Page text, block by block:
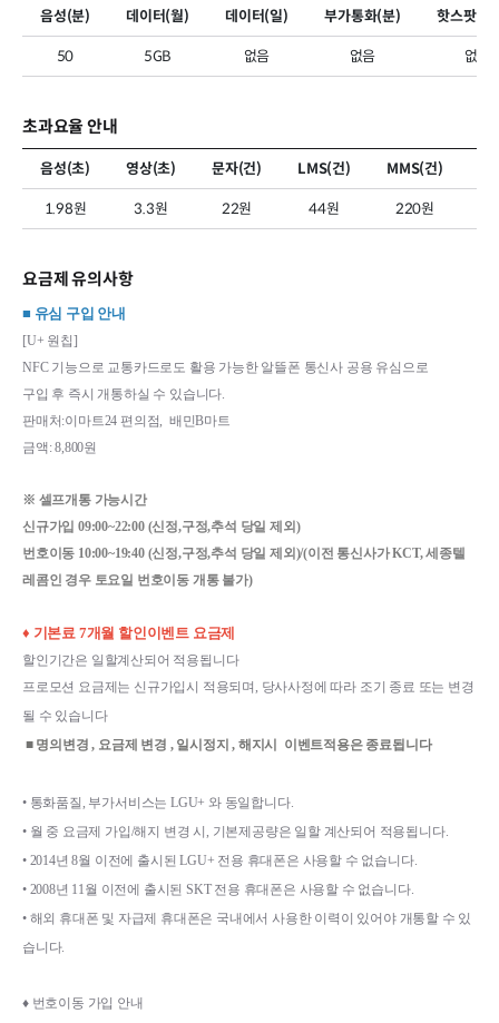
음성(분) 데이터(월) 데이터(일) 부가통화(분) 핫스팟 데
50 5GB 없음 없음 없음
초과요율 안내
음성(초) 영상(초) 문자(건) LMS(건) MMS(건)
1.98원 3.3원 22원 44원 220원
요금제 유의사항
■ 유심 구입 안내
[U+ 원칩]
NFC 기능으로 교통카드로도 활용 가능한 알뜰폰 통신사 공용 유심으로
구입 후 즉시 개통하실 수 있습니다.
판매처:이마트24 편의점,  배민B마트
금액: 8,800원
※ 셀프개통 가능시간
신규가입 09:00~22:00 (신정,구정,추석 당일 제외)
번호이동 10:00~19:40 (신정,구정,추석 당일 제외)/(이전 통신사가 KCT, 세종텔
레콤인 경우 토요일 번호이동 개통 불가)
♦ 기본료 7개월 할인이벤트 요금제
할인기간은 일할계산되어 적용됩니다
프로모션 요금제는 신규가입시 적용되며, 당사사정에 따라 조기 종료 또는 변경
될 수 있습니다
■ 명의변경 , 요금제 변경 , 일시정지 , 해지시  이벤트적용은 종료됩니다
• 통화품질 , 부가서비스는 LGU+ 와 동일합니다.
• 월 중 요금제 가입/해지 변경 시, 기본제공량은 일할 계산되어 적용됩니다.
• 2014년 8월 이전에 출시된 LGU+ 전용 휴대폰은 사용할 수 없습니다.
• 2008년 11월 이전에 출시된 SKT 전용 휴대폰은 사용할 수 없습니다.
• 해외 휴대폰 및 자급제 휴대폰은 국내에서 사용한 이력이 있어야 개통할 수 있
습니다.
♦ 번호이동 가입 안내